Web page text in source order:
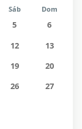
Sáb Dom
5
6
12
13
19
20
26
27